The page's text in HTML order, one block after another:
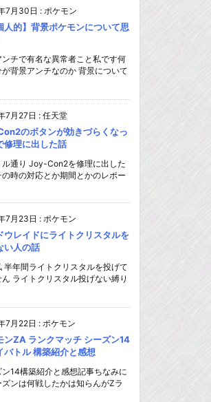
7月30日 : ポケモン
人的】背景ポケモンについて思
ンチで有名な異常者こと私です何
背景アンチなのか 背景について
7月27日 : 任天堂
のボタンが効きづらくなっ
修理に出した話
ル通り Joy-Con2を修理に出した
時の対応とか期間とかのレポー
7月23日 : ポケモン
ウレイドにライトクリスタルを
い人の話
半年間ライトクリスタルを投げて
ん ライトクリスタル投げない縛り
7月22日 : ポケモン
ンZA ランクマッチ シーズン14
バトル 構築紹介と感想
ン14構築紹介と感想記事ちなみに
ンは何戦したかは知らんがZラ